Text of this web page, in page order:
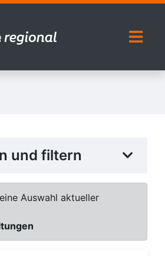
und filtern
Auswahl aktueller